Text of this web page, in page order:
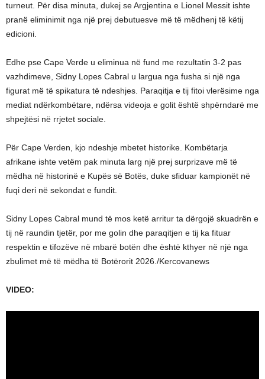
turneut. Për disa minuta, dukej se Argjentina e Lionel Messit ishte
pranë eliminimit nga një prej debutuesve më të mëdhenj të këtij
edicioni.
Edhe pse Cape Verde u eliminua në fund me rezultatin 3-2 pas
vazhdimeve, Sidny Lopes Cabral u largua nga fusha si një nga
figurat më të spikatura të ndeshjes. Paraqitja e tij fitoi vlerësime nga
mediat ndërkombëtare, ndërsa videoja e golit është shpërndarë me
shpejtësi në rrjetet sociale.
Për Cape Verden, kjo ndeshje mbetet historike. Kombëtarja
afrikane ishte vetëm pak minuta larg një prej surprizave më të
mëdha në historinë e Kupës së Botës, duke sfiduar kampionët në
fuqi deri në sekondat e fundit.
Sidny Lopes Cabral mund të mos ketë arritur ta dërgojë skuadrën e
tij në raundin tjetër, por me golin dhe paraqitjen e tij ka fituar
respektin e tifozëve në mbarë botën dhe është kthyer në një nga
zbulimet më të mëdha të Botërorit 2026./Kercovanews
VIDEO: